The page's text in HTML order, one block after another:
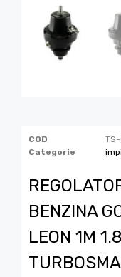
COD
Categorie
BENZINA
LEON 1M